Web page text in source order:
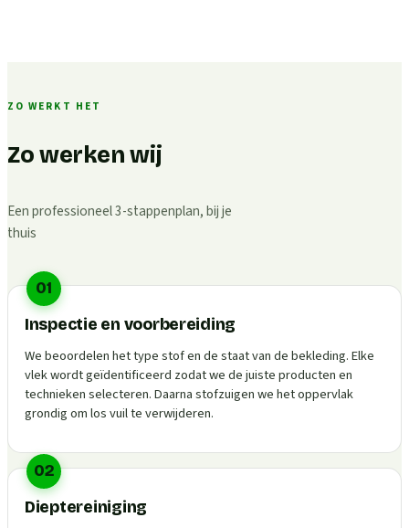
ZO WERKT HET
Zo werken wij
Een professioneel 3-stappenplan, bij je
thuis
01
Inspectie en voorbereiding
We beoordelen het type stof en de staat van de bekleding. Elke
vlek wordt geïdentificeerd zodat we de juiste producten en
technieken selecteren. Daarna stofzuigen we het oppervlak
grondig om los vuil te verwijderen.
02
Dieptereiniging